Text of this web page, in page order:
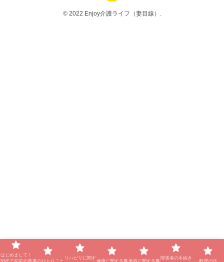
© 2022 Enjoy介護ライフ（妻目線）.
はじめまして！
30代で在宅介護 妻のひとりごと
リハビリに関す
健康に関する事美容に関する事
障害者の手続き
料理の話